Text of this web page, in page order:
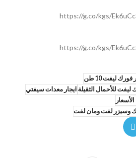
https://g.co/kgs/
https://g.co/kgs/
ايجار معدات سيفتي
وسيزر لفت ومان لفت